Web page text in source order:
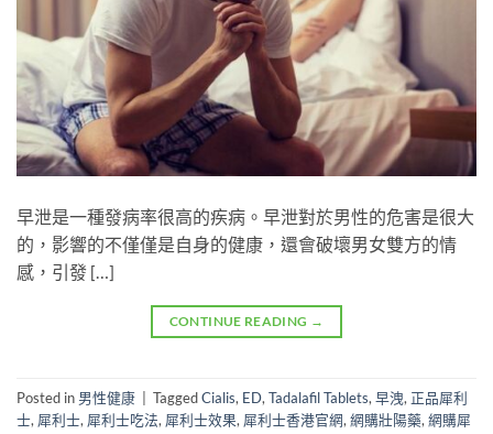
早泄是一種發病率很高的疾病。早泄對於男性的危害是很大
的，影響的不僅僅是自身的健康，還會破壞男女雙方的情
感，引發 […]
CONTINUE READING →
Posted in 男性健康 TaggedCialis, ED, Tadalafil Tablets, 早洩, 正品犀利
士, 犀利士, 犀利士吃法, 犀利士效果, 犀利士香港官網, 網購壯陽藥, 網購犀